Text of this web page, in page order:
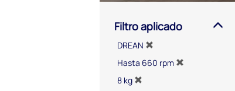
Filtro aplicado
DREAN
Hasta 660 rpm
8 kg